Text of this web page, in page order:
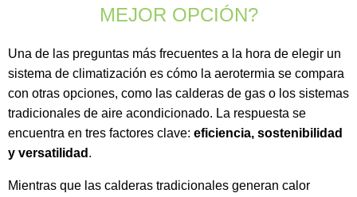
MEJOR OPCIÓN?
Una de las preguntas más frecuentes a la hora de elegir un
sistema de climatización es cómo la aerotermia se compara
con otras opciones, como las calderas de gas o los sistemas
tradicionales de aire acondicionado. La respuesta se
encuentra en tres factores clave: eficiencia, sostenibilidad
y versatilidad .
Mientras que las calderas tradicionales generan calor